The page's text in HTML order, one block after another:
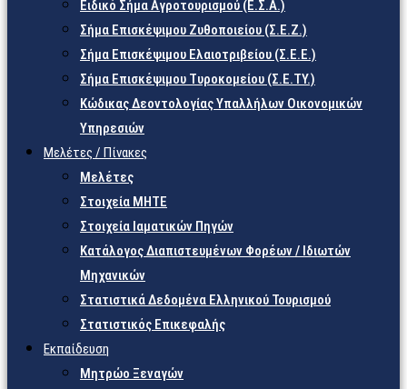
Ειδικό Σήμα Αγροτουρισμού (Ε.Σ.Α.)
Σήμα Επισκέψιμου Ζυθοποιείου (Σ.Ε.Ζ.)
Σήμα Επισκέψιμου Ελαιοτριβείου (Σ.Ε.Ε.)
Σήμα Επισκέψιμου Τυροκομείου (Σ.Ε.TY.)
Κώδικας Δεοντολογίας Υπαλλήλων Οικονομικών
Υπηρεσιών
Μελέτες / Πίνακες
Μελέτες
Στοιχεία ΜΗΤΕ
Στοιχεία Ιαματικών Πηγών
Κατάλογος Διαπιστευμένων Φορέων / Ιδιωτών
Μηχανικών
Στατιστικά Δεδομένα Ελληνικού Τουρισμού
Στατιστικός Επικεφαλής
Εκπαίδευση
Μητρώο Ξεναγών